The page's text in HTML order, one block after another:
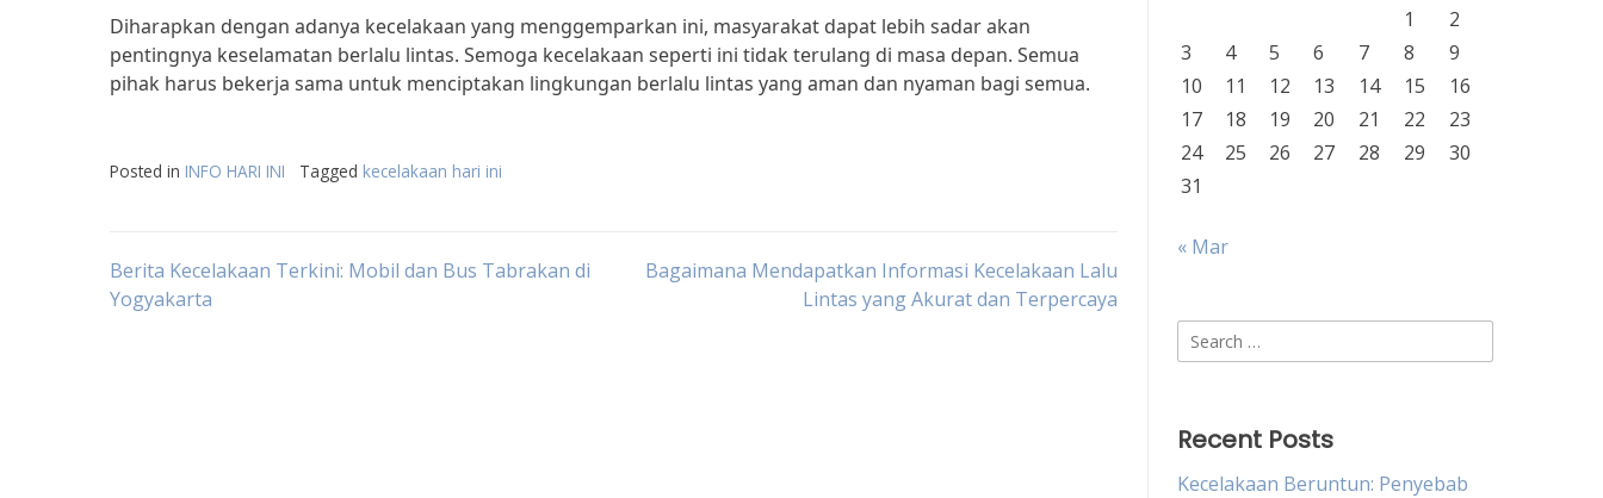
Diharapkan dengan adanya kecelakaan yang menggemparkan ini, masyarakat dapat lebih sadar akan
pentingnya keselamatan berlalu lintas. Semoga kecelakaan seperti ini tidak terulang di masa depan. Semua
pihak harus bekerja sama untuk menciptakan lingkungan berlalu lintas yang aman dan nyaman bagi semua.
Posted in INFO HARI INI Tagged kecelakaan hari ini
Post
Berita Kecelakaan Terkini: Mobil dan Bus Tabrakan di
Yogyakarta
Bagaimana Mendapatkan Informasi Kecelakaan Lalu
Lintas yang Akurat dan Terpercaya
1
2
3
4 5 6 7 8
9
10
11 12 13 14 15
16
17
18 19 20 21 22
23
24
25 26 27 28 29
30
31
« Mar
Search
for:
Recent Posts
Kecelakaan Beruntun: Penyebab